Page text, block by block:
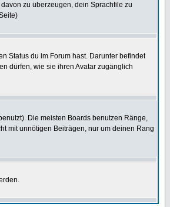
zu überzeugen, dein Sprachfile zu
Status du im Forum hast. Darunter befindet
dürfen, wie sie ihren Avatar zugänglich
Die meisten Boards benutzen Ränge,
mit unnötigen Beiträgen, nur um deinen Rang